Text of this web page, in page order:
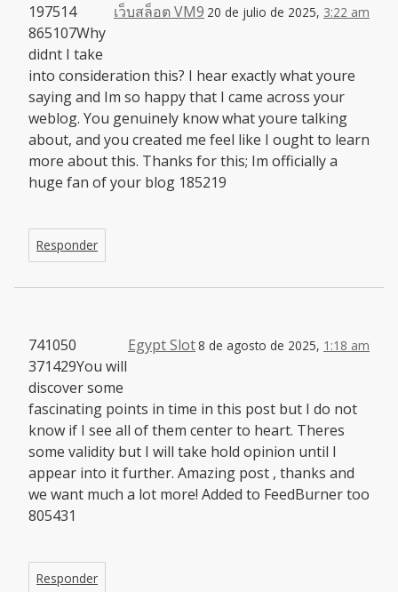
เว็บสล็อต VM9 20 de julio de 2025, 3:22 am
197514
865107Why
didnt I take
into consideration this? I hear exactly what youre
saying and Im so happy that I came across your
weblog. You genuinely know what youre talking
about, and you created me feel like I ought to learn
more about this. Thanks for this; Im officially a
huge fan of your blog 185219
Responder
Egypt Slot8 de agosto de 2025, 1:18 am
741050
371429You will
discover some
fascinating points in time in this post but I do not
know if I see all of them center to heart. Theres
some validity but I will take hold opinion until I
appear into it further. Amazing post , thanks and
we want much a lot more! Added to FeedBurner too
805431
Responder